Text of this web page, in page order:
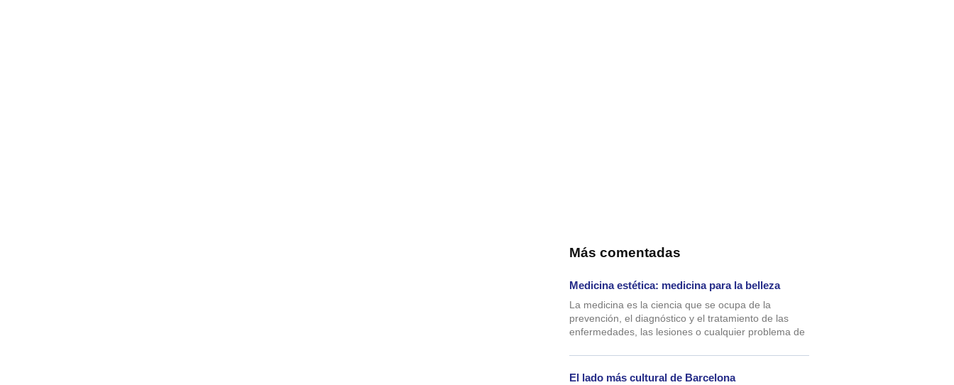
Más comentadas
Medicina estética: medicina para la belleza
La medicina es la ciencia que se ocupa de la
prevención, el diagnóstico y el tratamiento de las
enfermedades, las lesiones o cualquier problema de
El lado más cultural de Barcelona